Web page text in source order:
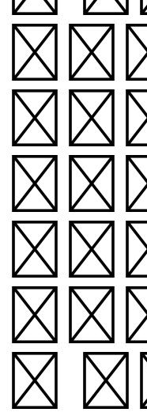
특
교차
어들
질수
해지
는